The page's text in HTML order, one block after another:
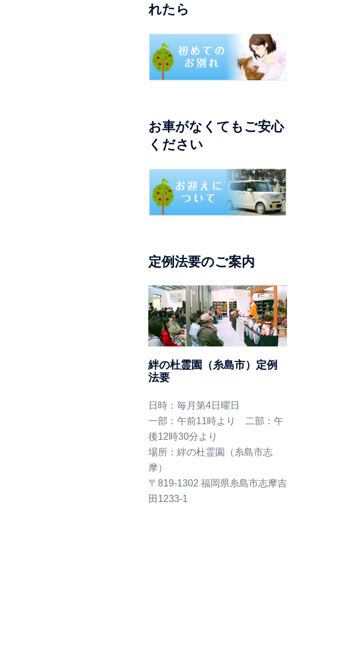
れたら
お車がなくてもご安心
ください
定例法要のご案内
絆の杜霊園（糸島市）定例
法要
日時：毎月第4日曜日
一部：午前11時より 二部：午
後12時30分より
場所：絆の杜霊園（糸島市志
摩）
〒819-1302 福岡県糸島市志摩吉
田1233-1